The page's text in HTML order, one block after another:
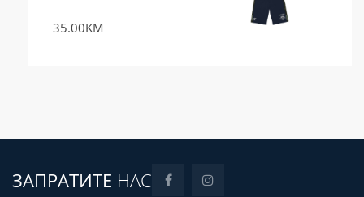
35.00KM
ЗАПРАТИТЕ НАС